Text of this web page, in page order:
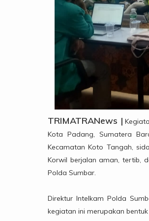
TRIMATRANews |
Kota Padang, Sumatera
Kecamatan Koto Tangah,
Korwil berjalan aman, tertib,
Polda Sumbar.
Direktur Intelkam Polda
kegiatan ini merupakan